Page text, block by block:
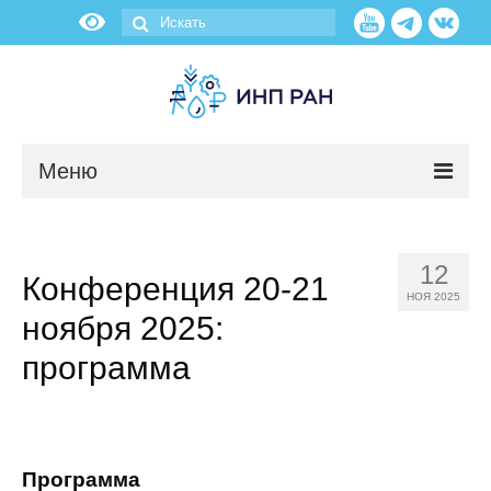
Меню
О нас
Об институте
Научные подразделения
12
НОЯ 2025
Конференция 20-21
ноября 2025:
программа
Программа